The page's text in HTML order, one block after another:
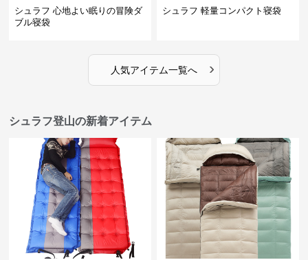
シュラフ 心地よい眠りの冒険ダ
ブル寝袋
シュラフ 軽量コンパクト寝袋
人気アイテム一覧へ ›
シュラフ登山の新着アイテム